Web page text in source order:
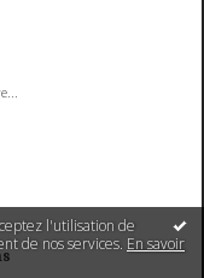
l'utilisation de
de nos services. En savoir